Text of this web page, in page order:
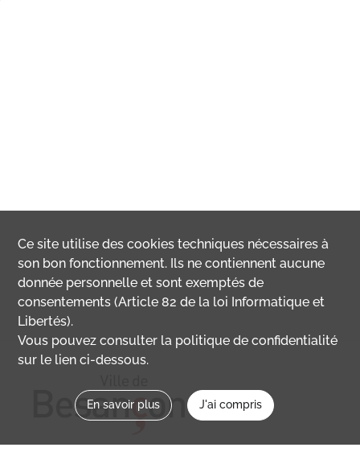
Ce site utilise descookies techniques nécessaires à
son bon fonctionnement. Ils ne contiennent aucune
donnée personnelle et sont exemptés de
consentements (Article 82 de la loi Informatique et
Libertés).
Vous pouvez consulter la politique de confidentialité
sur le lien ci-dessous.
En savoir plus J'ai compris